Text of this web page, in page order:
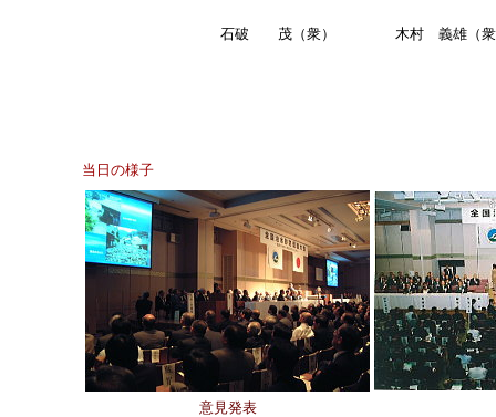
石破 茂（衆） 木村 義雄（
当日の様子
意見発表